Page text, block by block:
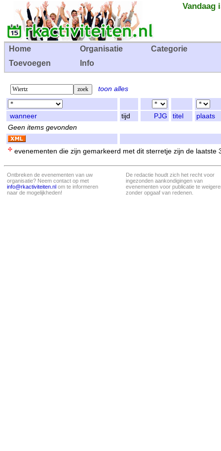
Vandaag
Home Organisatie
Categorie
Toevoegen
Info
toon alles
wanneer tijd PJG titel
plaats
Geen items gevonden
evenementen die zijn gemarkeerd met dit sterretje zijn de laatste
Ontbreken de evenementen van uw
organisatie? Neem contact op met
info@rkactiviteiten.nl om te informeren
naar de mogelijkheden!
De redactie houdt zich het recht voor
ingezonden aankondigingen van
evenementen voor publicatie te
zonder opgaaf van redenen.